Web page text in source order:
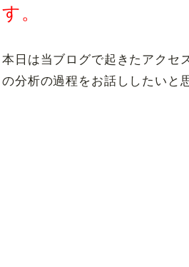
す。
本日は当ブログで起きたアクセ
の分析の過程をお話ししたいと